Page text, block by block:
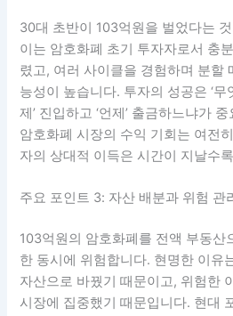
30대 초반이 103억원을 벌었다는
이는 암호화폐 초기 투자자로서 충
렸고, 여러 사이클을 경험하며 분할
능성이 높습니다. 투자의 성공은 ‘무
제’ 진입하고 ‘언제’ 출금하느냐가
암호화폐 시장의 수익 기회는 여전
자의 상대적 이득은 시간이 지날수
주요 포인트 3: 자산 배분과 위험 관
103억원의 암호화폐를 전액 부동산
한 동시에 위험합니다. 현명한 이유
자산으로 바꿨기 때문이고, 위험한
시장에 집중했기 때문입니다. 현대